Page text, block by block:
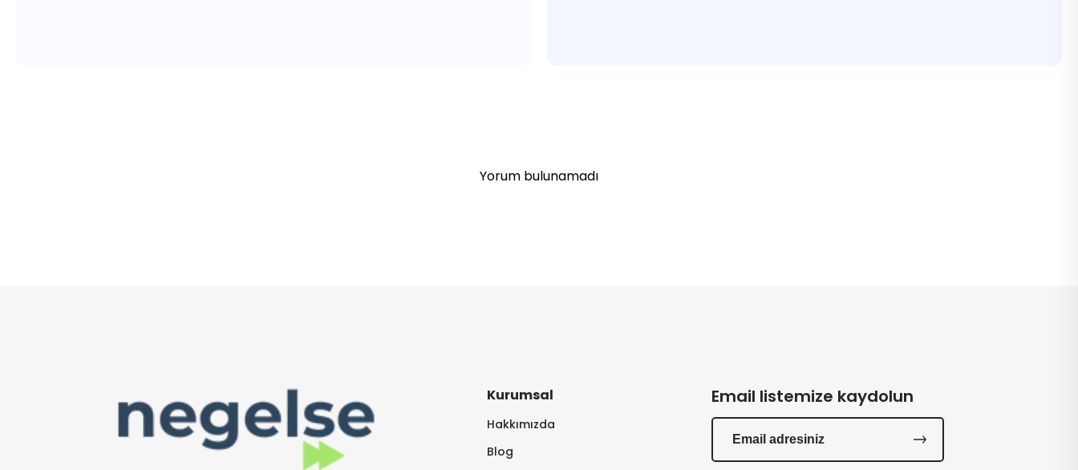
Yorum bulunamadı
Kurumsal
Hakkımızda
Blog
Email listemize kaydolun